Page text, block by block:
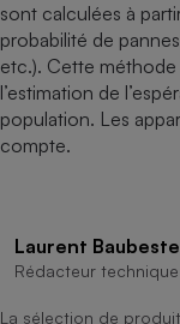
sont calculées à
probabilité de
etc.). Cette
l’estimation de
population. Les
compte.
Laurent Baubeste
Rédacteur technique
La sélection de